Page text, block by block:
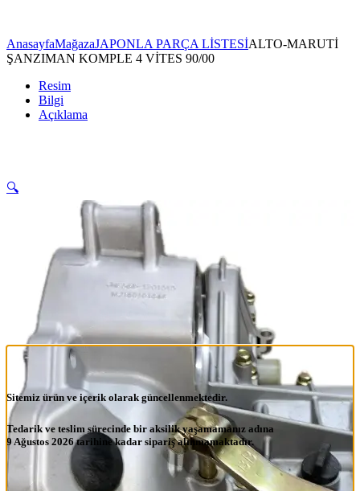
AnasayfaMağazaJAPONLA PARÇA LİSTESİALTO-MARUTİ
ŞANZIMAN KOMPLE 4 VİTES 90/00
Resim
Bilgi
Açıklama
🔍
Sitemiz ürün ve içerik olarak güncellenmektedir.
Tedarik ve teslim sürecinde bir aksilik yaşamamanız adına
9 Ağustos 2026 tarihine kadar sipariş alınmamaktadır.